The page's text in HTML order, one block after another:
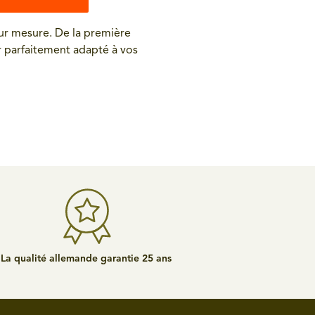
mesure. De la première
parfaitement adapté à vos
La qualité allemande garantie 25 ans